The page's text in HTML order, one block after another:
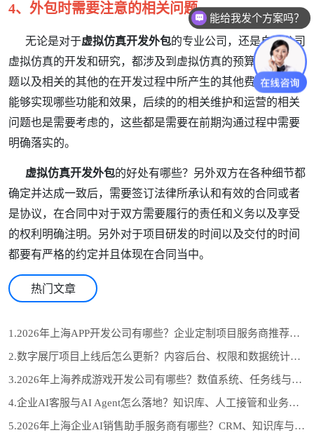
4、外包时需要注意的相关问题
无论是对于虚拟仿真开发外包的专业公司，还是自己公司
虚拟仿真的开发和研究，都涉及到 虚拟仿真的预算和成本问
题以及相关的其他的在开发过程中所产生的其他费用，最终
能够实现哪些功能和效果，后续的的相关维护和运营的相关
问题也是需要考虑的，这些都是需要在前期沟通过程中需要
明确落实的。
虚拟仿真开发外包的好处有哪些？另外双方在各种细节都
确定并达成一致后，需要签订法律所承认和有效的合同或者
是协议，在合同中对于双方需要履行的责任和义务以及享受
的权利明确注明。另外对于项目研发的时间以及交付的时间
都要有严格的约定并且体现在合同当中。
热门文章
1.2026年上海APP开发公司有哪些？企业定制项目服务商推荐与选型参考
2.数字展厅项目上线后怎么更新？内容后台、权限和数据统计设计
3.2026年上海养成游戏开发公司有哪些？数值系统、任务线与长期运营怎么选
4.企业AI客服与AI Agent怎么落地？知识库、人工接管和业务系统对接流程
5.2026年上海企业AI销售助手服务商有哪些？CRM、知识库与自动跟进怎么选
能给我发个方案吗？